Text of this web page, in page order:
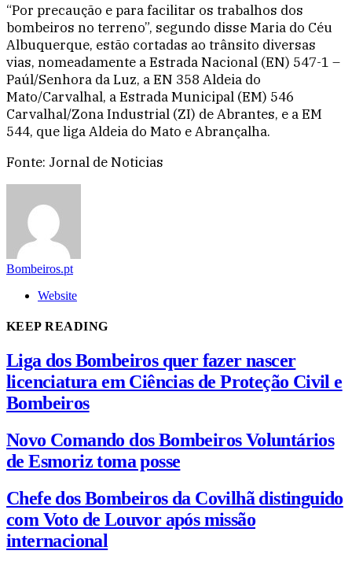
“Por precaução e para facilitar os trabalhos dos
bombeiros no terreno”, segundo disse Maria do Céu
Albuquerque, estão cortadas ao trânsito diversas
vias, nomeadamente a Estrada Nacional (EN) 547-1 –
Paúl/Senhora da Luz, a EN 358 Aldeia do
Mato/Carvalhal, a Estrada Municipal (EM) 546
Carvalhal/Zona Industrial (ZI) de Abrantes, e a EM
544, que liga Aldeia do Mato e Abrançalha.
Fonte: Jornal de Noticias
Bombeiros.pt
Website
KEEP READING
Liga dos Bombeiros quer fazer nascer
licenciatura em Ciências de Proteção Civil e
Bombeiros
Novo Comando dos Bombeiros Voluntários
de Esmoriz toma posse
Chefe dos Bombeiros da Covilhã distinguido
com Voto de Louvor após missão
internacional